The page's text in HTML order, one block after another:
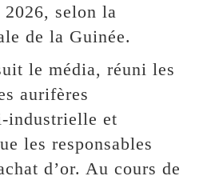
selon la
de la Guinée.
le média, réuni les
aurifères
industrielle et
les responsables
d’or. Au cours de